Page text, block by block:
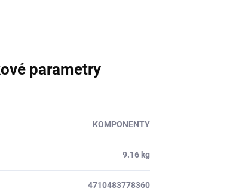
parametry
KOMPONENTY
9.16 kg
4710483778360